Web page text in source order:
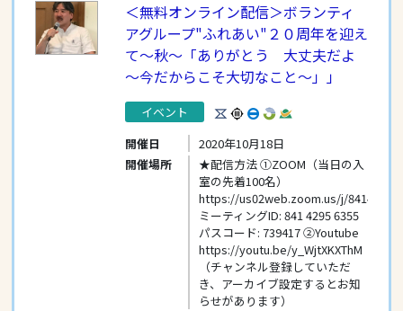
＜無料オンライン配信＞ボランティ
アグループ"ふれあい"２０周年を迎え
て～秋～「ありがとう 大丈夫だよ
～今だからこそ大切なこと～」」
イベント
開催日
2020年10月18日
開催場所
★配信方法 ①ZOOM（当日の入
室の先着100名）
https://us02web.zoom.us/j/
ミーティングID: 841 4295 6355
パスコード: 739417 ②Youtube
https://youtu.be/y_WjtXKXThM
（チャンネル登録していただ
き、アーカイブ設定するとお知
らせがあります）